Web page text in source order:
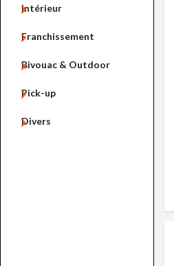
Intérieur

Franchissement

Bivouac & Outdoor

Pick-up

Divers
